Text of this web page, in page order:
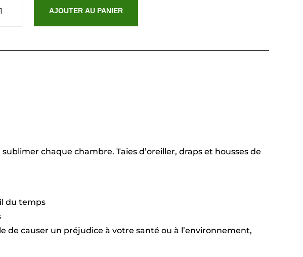
AJOUTER AU PANIER
chaque chambre. Taies d’oreiller, draps et housses de
du temps
de causer un préjudice à votre santé ou à l’environnement,